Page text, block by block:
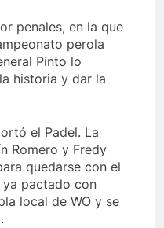
penales, en la que
perola
Pinto lo
historia y dar la
el Padel. La
Romero y Fredy
quedarse con el
pactado con
local de WO y se